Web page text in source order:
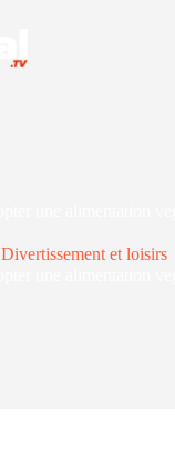
Divertissement et loisirs